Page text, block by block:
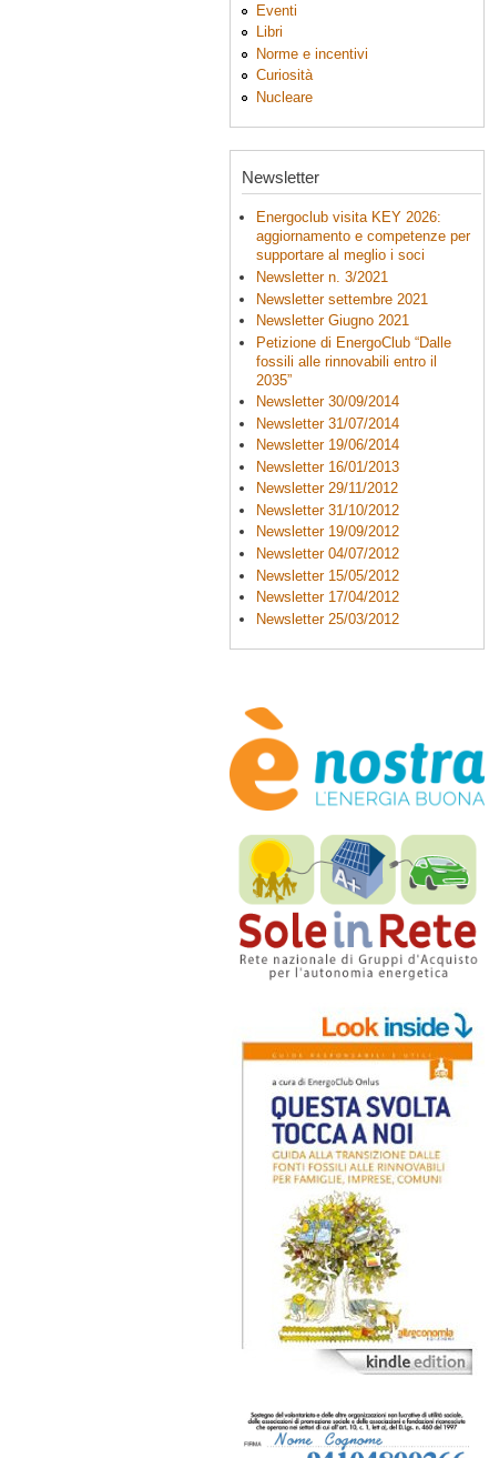
Eventi
Libri
Norme e incentivi
Curiosità
Nucleare
Newsletter
Energoclub visita KEY 2026:
aggiornamento e competenze per
supportare al meglio i soci
Newsletter n. 3/2021
Newsletter settembre 2021
Newsletter Giugno 2021
Petizione di EnergoClub “Dalle
fossili alle rinnovabili entro il
2035”
Newsletter 30/09/2014
Newsletter 31/07/2014
Newsletter 19/06/2014
Newsletter 16/01/2013
Newsletter 29/11/2012
Newsletter 31/10/2012
Newsletter 19/09/2012
Newsletter 04/07/2012
Newsletter 15/05/2012
Newsletter 17/04/2012
Newsletter 25/03/2012